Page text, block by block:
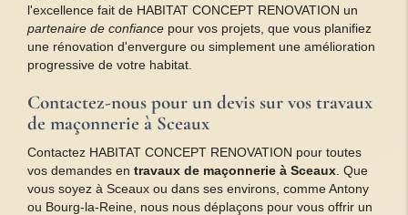
l'excellence fait de HABITAT CONCEPT RENOVATION un
partenaire de confiance pour vos projets, que vous planifiez
une rénovation d'envergure ou simplement une amélioration
progressive de votre habitat.
Contactez-nous pour un devis sur vos travaux
de maçonnerie à Sceaux
Contactez HABITAT CONCEPT RENOVATION pour toutes
vos demandes en travaux de maçonnerie à Sceaux . Que
vous soyez à Sceaux ou dans ses environs, comme Antony
ou Bourg-la-Reine, nous nous déplaçons pour vous offrir un